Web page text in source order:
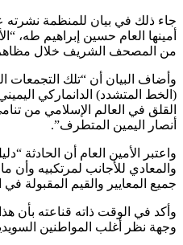
جاء ذلك في بيان للمنظمة نشرته
أمينها العام حسين إبراهيم طه،
من المصحف الشريف خلال
وأضاف البيان أن “تلك
(الخط المتشدد) الدانماركي
القلق في العالم الإسلامي من
أنصار اليمين المتطرف”.
واعتبر الأمين العام أن الحادثة
والمعادي للأجانب لمرتكبيه وأن
جميع المعايير والقيم المقبولة
وأكد في الوقت ذاته قناعته بأن
وجهة نظر أغلب المواطنين